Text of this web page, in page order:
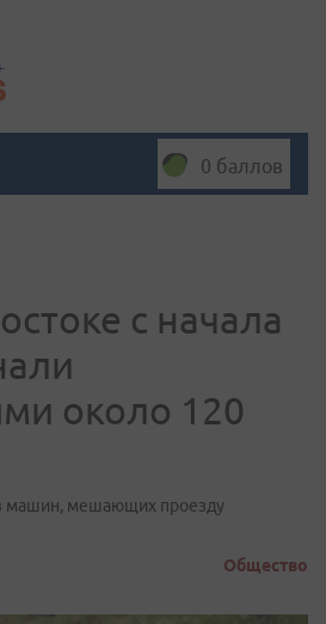
0 баллов
с начала
около 120
машин, мешающих проезду
Общество